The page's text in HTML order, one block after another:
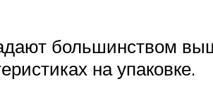
большинством
на упаковке.